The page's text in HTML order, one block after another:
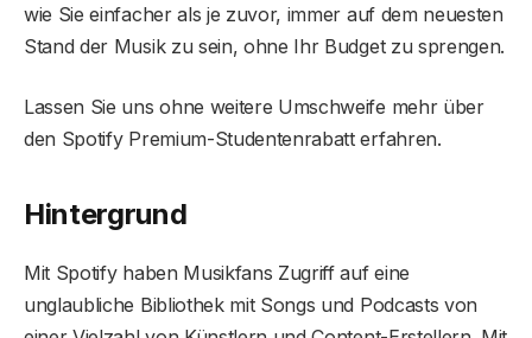
wie Sie einfacher als je zuvor, immer auf dem neuesten
Stand der Musik zu sein, ohne Ihr Budget zu sprengen.
Lassen Sie uns ohne weitere Umschweife mehr über
den Spotify Premium-Studentenrabatt erfahren.
Hintergrund
Mit Spotify haben Musikfans Zugriff auf eine
unglaubliche Bibliothek mit Songs und Podcasts von